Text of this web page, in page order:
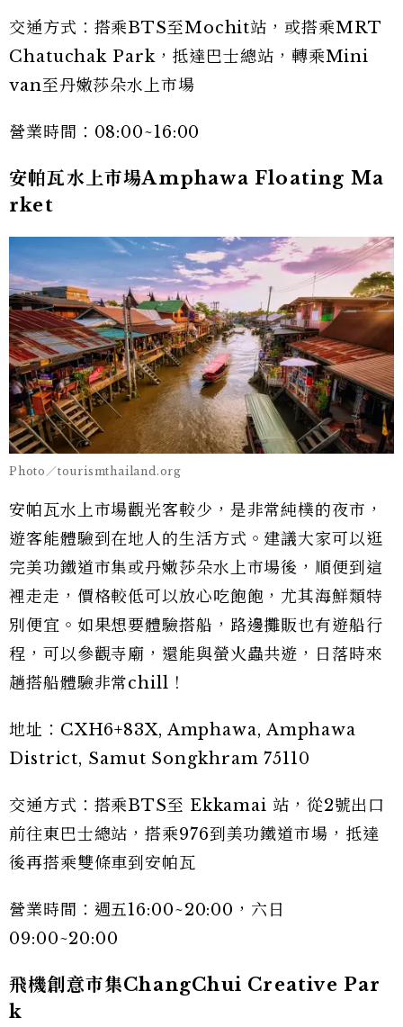
交通方式：搭乘BTS至Mochit站，或搭乘MRT
Chatuchak Park，抵達巴士總站，轉乘Mini
van至丹嫩莎朵水上市場
營業時間：08:00~16:00
安帕瓦水上市場Amphawa Floating Ma
rket
Photo／tourismthailand.org
安帕瓦水上市場觀光客較少，是非常純樸的夜市，
遊客能體驗到在地人的生活方式。建議大家可以逛
完美功鐵道市集或丹嫩莎朵水上市場後，順便到這
裡走走，價格較低可以放心吃飽飽，尤其海鮮類特
別便宜。如果想要體驗搭船，路邊攤販也有遊船行
程，可以參觀寺廟，還能與螢火蟲共遊，日落時來
趟搭船體驗非常chill！
地址：CXH6+83X, Amphawa, Amphawa
District, Samut Songkhram 75110
交通方式：搭乘BTS至 Ekkamai 站，從2號出口
前往東巴士總站，搭乘976到美功鐵道市場，抵達
後再搭乘雙條車到安帕瓦
營業時間：週五16:00~20:00，六日
09:00~20:00
飛機創意市集ChangChui Creative Par
k